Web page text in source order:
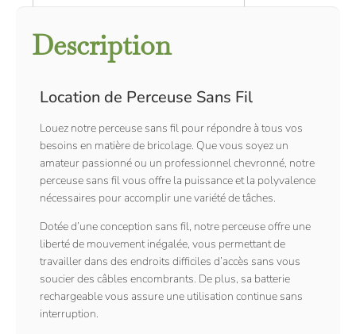
Description
Location de Perceuse Sans Fil
Louez notre perceuse sans fil pour répondre à tous vos
besoins en matière de bricolage. Que vous soyez un
amateur passionné ou un professionnel chevronné, notre
perceuse sans fil vous offre la puissance et la polyvalence
nécessaires pour accomplir une variété de tâches.
Dotée d’une conception sans fil, notre perceuse offre une
liberté de mouvement inégalée, vous permettant de
travailler dans des endroits difficiles d’accès sans vous
soucier des câbles encombrants. De plus, sa batterie
rechargeable vous assure une utilisation continue sans
interruption.